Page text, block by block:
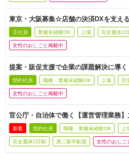
東京・大阪募集☆店舗の決済DXを支え
正社員 業種未経験OK 上場 完全週休2
女性のおしごと掲載中
提案・販促支援で企業の課題解決に導く
契約社員 職種・業種未経験OK 上場 完
女性のおしごと掲載中
官公庁・自治体で働く【運営管理業務
新着 契約社員 職種・業種未経験OK 上
完全週休2日制 第二新卒歓迎 女性のおしご